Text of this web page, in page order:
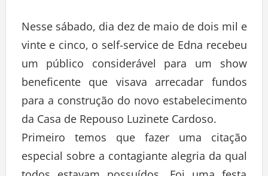
Nesse sábado, dia dez de maio de dois mil e
vinte e cinco, o self-service de Edna recebeu
um público considerável para um show
beneficente que visava arrecadar fundos
para a construção do novo estabelecimento
da Casa de Repouso Luzinete Cardoso.
Primeiro temos que fazer uma citação
especial sobre a contagiante alegria da qual